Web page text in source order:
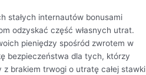
stałych internautów bonusami
odzyskać część własnych utrat.
pieniędzy spośród zwrotem w
bezpieczeństwa dla tych, którzy
brakiem trwogi o utratę całej